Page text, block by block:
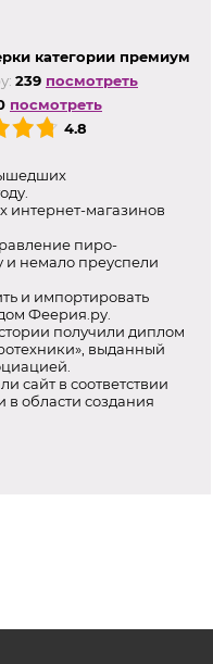
категории премиум
239 посмотреть
посмотреть
4.8
интернет-магазинов
пиро-
и немало преуспели
и импортировать
Феерия.ру.
получили диплом
выданный
сайт в соответствии
области создания